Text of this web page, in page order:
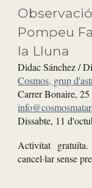
Pompeu
la Lluna
Didac Sánchez /
Cosmos, grup
Carrer Bonaire,
Dissabte, 1 1
Activitat
cancel·lar sense